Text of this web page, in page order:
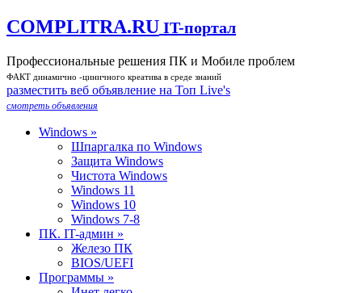
COMPLITRA.RU IT-портал
Профессиональные решения ПК и Мобиле проблем
ФАКТ динамично -циничного креатива в среде знаний
разместить веб объявление на Toп Live's
смотреть объявления
Windows »
Шпаргалка по Windows
Защита Windows
Чистота Windows
Windows 11
Windows 10
Windows 7-8
ПК. IT-админ »
Железо ПК
BIOS/UEFI
Программы »